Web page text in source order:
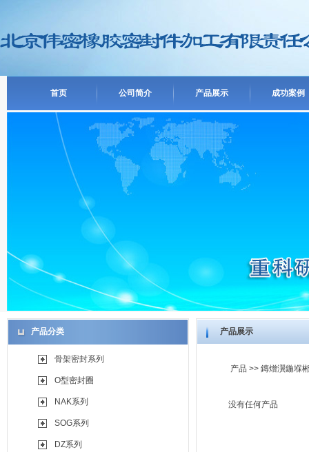
首页 公司简介 产品展示 成功案例
产品分类
骨架密封系列
O型密封圈
NAK系列
SOG系列
DZ系列
产品展示
产品 >> 鏄熷瀷鍦堢
没有任何产品